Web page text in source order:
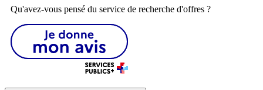
Qu'avez-vous pensé du service de recherche d'offres ?